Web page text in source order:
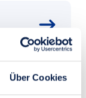
Über Cookies